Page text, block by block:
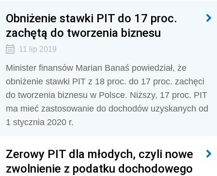
Obniżenie stawki PIT do 17 proc.
zachętą do tworzenia biznesu
11 lip 2019
Minister finansów Marian Banaś powiedział, że
obniżenie stawki PIT z 18 proc. do 17 proc. zachęci
do tworzenia biznesu w Polsce. Niższy, 17 proc. PIT
ma mieć zastosowanie do dochodów uzyskanych od
1 stycznia 2020 r.
Zerowy PIT dla młodych, czyli nowe
zwolnienie z podatku dochodowego